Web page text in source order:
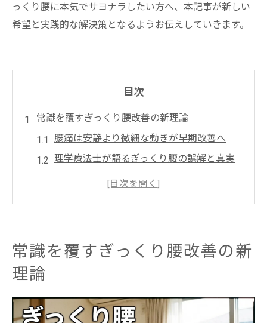
っくり腰に本気でサヨナラしたい方へ、本記事が新しい
希望と実践的な解決策となるようお伝えしていきます。
目次
常識を覆すぎっくり腰改善の新理論
腰痛は安静より微細な動きが早期改善へ
理学療法士が語るぎっくり腰の誤解と真実
ぎっくり腰に安静は逆効果な最新エビデン
古い腰痛常識を覆す本質的な改善アプロー
ミリの揺れが回復のスイッチを入れる「僕の理
常識を覆すぎっくり腰改善の新
理論